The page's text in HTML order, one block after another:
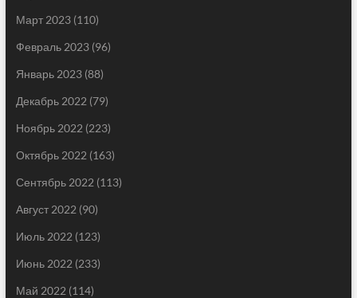
Март 2023(110)
Февраль 2023(96)
Январь 2023(88)
Декабрь 2022 (79)
Ноябрь 2022 (223)
Октябрь 2022 (163)
Сентябрь 2022 (113)
Август 2022 (90)
Июль 2022 (123)
Июнь 2022 (233)
Май 2022 (114)